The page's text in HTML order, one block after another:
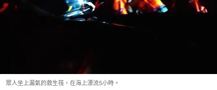
眾人坐上漏氣的救生筏，在海上漂流5小時。